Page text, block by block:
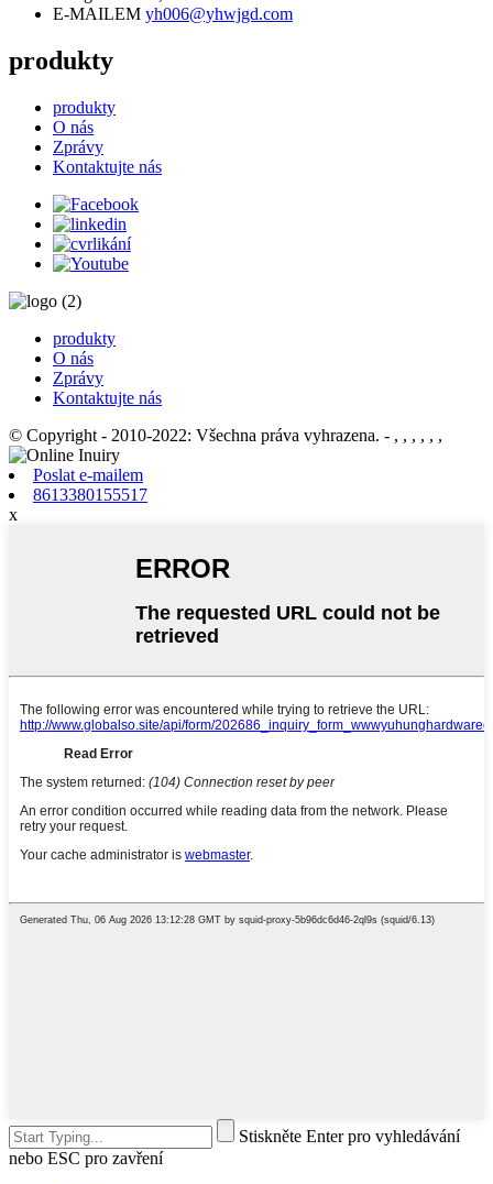
E-MAILEM yh006@yhwjgd.com
produkty
produkty
O nás
Zprávy
Kontaktujte nás
produkty
O nás
Zprávy
Kontaktujte nás
© Copyright - 2010-2022: Všechna práva vyhrazena. - , , , , , ,
Poslat e-mailem
8613380155517
x
Stiskněte Enter pro vyhledávání
nebo ESC pro zavření